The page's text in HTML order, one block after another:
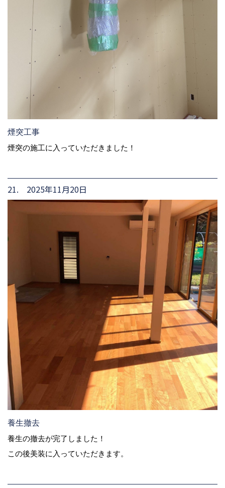
煙突工事
煙突の施工に入っていただきました！
21. 2025年11月20日
養生撤去
養生の撤去が完了しました！
この後美装に入っていただきます。